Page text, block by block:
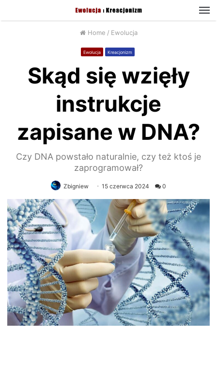
Home / Ewolucja
Ewolucja Kreacjonizm
Skąd się wzięły
instrukcje
zapisane w DNA?
Czy DNA powstało naturalnie, czy też ktoś je
zaprogramował?
Zbigniew 15 czerwca 2024 0